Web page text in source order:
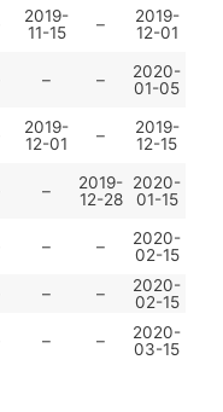
2019-
11-15
–
2019-
12-01
– –
2020-
01-05
2019-
12-01
–
2019-
12-15
–
2019-
12-28
2020-
01-15
– –
2020-
02-15
– –
2020-
02-15
– –
2020-
03-15